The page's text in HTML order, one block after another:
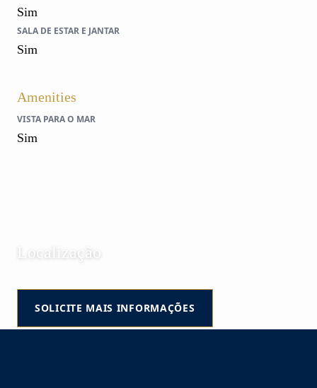
Sim
SALA DE ESTAR E JANTAR
Sim
Amenities
VISTA PARA O MAR
Sim
Localização
SOLICITE MAIS INFORMAÇÕES